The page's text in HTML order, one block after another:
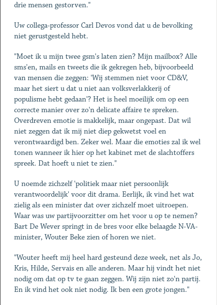
drie mensen gestorven."
Uw collega-professor Carl Devos vond dat u de bevolking
niet gerustgesteld hebt.
"Moet ik u mijn twee gsm's laten zien? Mijn mailbox? Alle
sms'en, mails en tweets die ik gekregen heb, bijvoorbeeld
van mensen die zeggen: 'Wij stemmen niet voor CD&V,
maar het siert u dat u niet aan volksverlakkerij of
populisme hebt gedaan'? Het is heel moeilijk om op een
correcte manier over zo'n delicate affaire te spreken.
Overdreven emotie is makkelijk, maar ongepast. Dat wil
niet zeggen dat ik mij niet diep gekwetst voel en
verontwaardigd ben. Zeker wel. Maar die emoties zal ik wel
tonen wanneer ik hier op het kabinet met de slachtoffers
spreek. Dat hoeft u niet te zien."
U noemde zichzelf 'politiek maar niet persoonlijk
verantwoordelijk' voor dit drama. Eerlijk, ik vind het wat
zielig als een minister dat over zichzelf moet uitroepen.
Waar was uw partijvoorzitter om het voor u op te nemen?
Bart De Wever springt in de bres voor elke belaagde N-VA-
minister, Wouter Beke zien of horen we niet.
"Wouter heeft mij heel hard gesteund deze week, net als Jo,
Kris, Hilde, Servais en alle anderen. Maar hij vindt het niet
nodig om dat op tv te gaan zeggen. Wij zijn niet zo'n partij.
En ik vind het ook niet nodig. Ik ben een grote jongen."